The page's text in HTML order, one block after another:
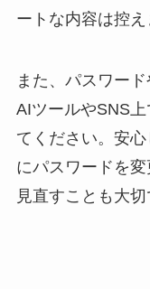
ートな内容は控え
また、パスワー
AIツールやSNS
てください。安
にパスワードを
見直すことも大切